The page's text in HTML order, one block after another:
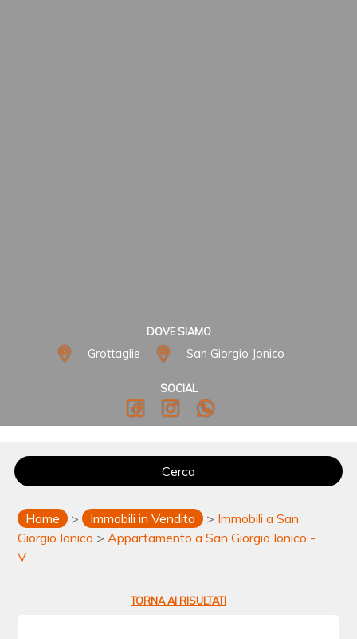
DOVE SIAMO
Grottaglie San Giorgio Jonico
SOCIAL
Cerca
Home > Immobili in Vendita > Immobili a San
Giorgio Ionico > Appartamento a San Giorgio Ionico -
V
TORNA AI RISULTATI